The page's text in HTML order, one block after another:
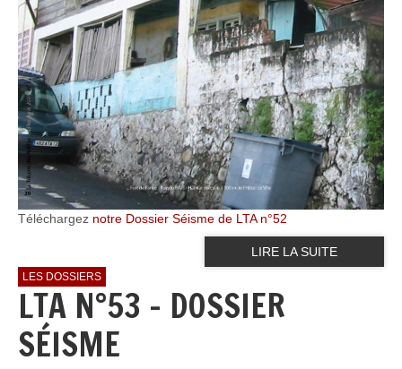
Téléchargez notre Dossier Séisme de LTA n°52
LIRE LA SUITE
LES DOSSIERS
LTA N°53 - DOSSIER
SÉISME